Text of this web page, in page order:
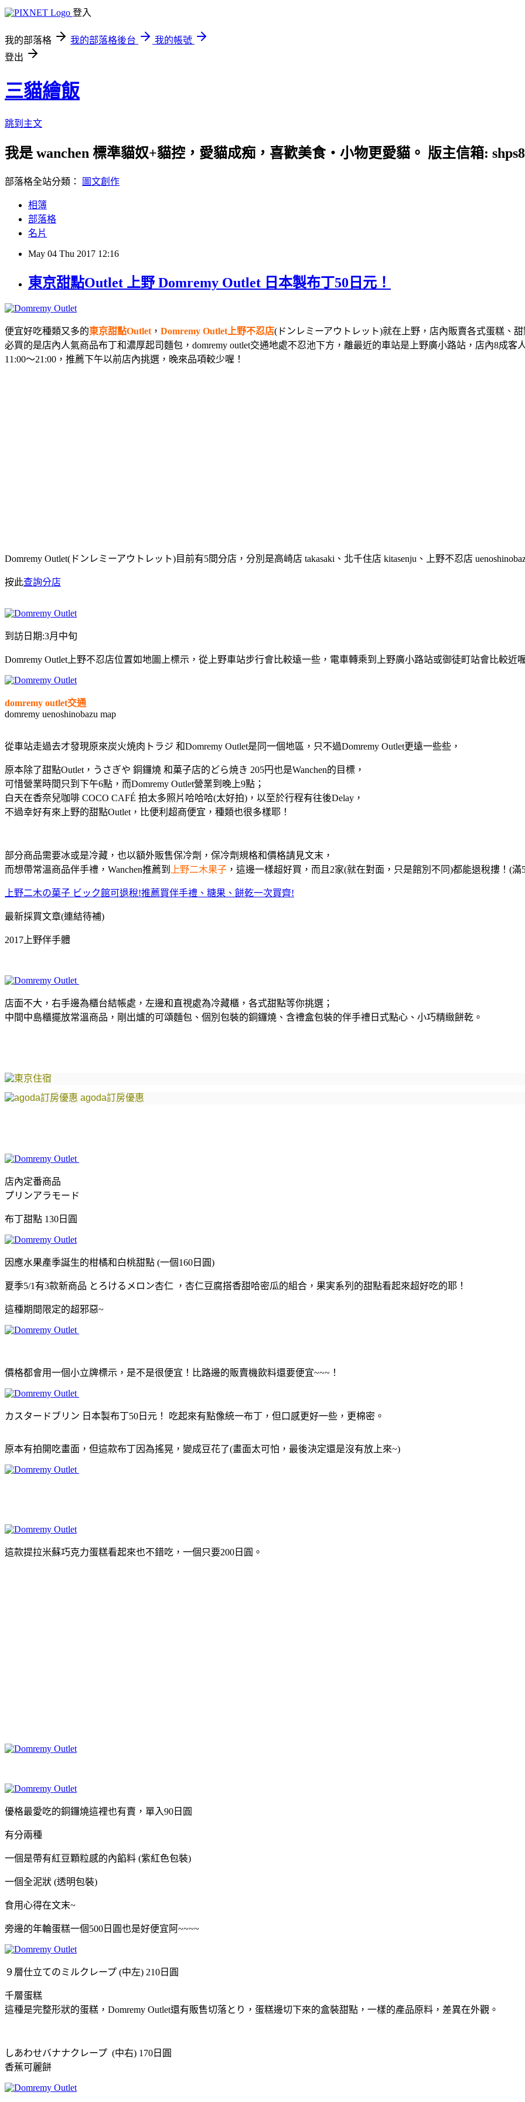
登入
我的部落格 我的部落格後台
我的帳號
登出
三貓繪飯
跳到主文
我是 wanchen 標準貓奴+貓控，愛貓成痴，喜歡美食‧小物更愛貓。 版主信箱:
部落格全站分類： 圖文創作
相簿
部落格
名片
May 04 Thu 2017 12:16
東京甜點Outlet 上野 Domremy Outlet 日本製布丁50日元！
便宜好吃種類又多的東京甜點Outlet ， Domremy Outlet上野不忍店(ドンレミーアウトレット)就在上野，店內販賣各式蛋糕、
必買的是店內人氣商品布丁和濃厚起司麵包，domremy outlet交通地處不忍池下方，離最近的車站是上野廣小路站，店內8成
11:00〜21:00，推薦下午以前店內挑選，晚來品項較少喔！
Domremy Outlet(ドンレミーアウトレット)目前有5間分店，分別是高崎店 takasaki、北千住店 kitasenju、上野不忍店
按此查詢分店
到訪日期:3月中旬
Domremy Outlet上野不忍店位置如地圖上標示，從上野車站步行會比較遠一些，電車轉乘到上野廣小路站或御徒町站會比較近喔
domremy outlet交通
domremy uenoshinobazu map
從車站走過去才發現原來炭火焼肉トラジ 和Domremy Outlet是同一個地區，只不過Domremy Outlet更遠一些些，
原本除了甜點Outlet，うさぎや 銅鑼燒 和菓子店的どら焼き 205円也是Wanchen的目標，
可惜營業時間只到下午6點，而Domremy Outlet營業到晚上9點；
白天在香奈兒咖啡 COCO CAFÉ 拍太多照片哈哈哈(太好拍)，以至於行程有往後Delay，
不過幸好有來上野的甜點Outlet，比便利超商便宜，種類也很多樣耶！
部分商品需要冰或是冷藏，也以額外販售保冷劑，保冷劑規格和價格請見文末，
而想帶常溫商品伴手禮，Wanchen推薦到
上野二木果子 ，這邊一樣超好買，而且2家(就在對面，只是館別不同)都能退稅摟！(滿
上野二木の菓子 ビック館可退稅!推薦買伴手禮、糖果、餅乾一次買齊!
最新採買文章(連結待補)
2017上野伴手體
店面不大，右手邊為櫃台結帳處，左邊和直視處為冷藏櫃，各式甜點等你挑選；
中間中島櫃擺放常溫商品，剛出爐的可頌麵包、個別包裝的銅鑼燒、含禮盒包裝的伴手禮日式點心、小巧精緻餅乾。
agoda訂房優惠
店內定番商品
プリンアラモード
布丁甜點 130日圓
因應水果產季誕生的柑橘和白桃甜點 (一個160日圓)
夏季5/1有3款新商品 とろけるメロン杏仁 ，杏仁豆腐搭香甜哈密瓜的組合，果実系列的甜點看起來超好吃的耶！
這種期間限定的超邪惡~
價格都會用一個小立牌標示，是不是很便宜！比路邊的販賣機飲料還要便宜~~~！
カスタードブリン 日本製布丁50日元！ 吃起來有點像統一布丁，但口感更好一些，更棉密。
原本有拍開吃畫面，但這款布丁因為搖晃，變成豆花了(畫面太可怕，最後決定還是沒有放上來~)
這款提拉米蘇巧克力蛋糕看起來也不錯吃，一個只要200日圓。
優格最愛吃的銅鑼燒這裡也有賣，單入90日圓
有分兩種
一個是帶有紅豆顆粒感的內餡料 (紫紅色包裝)
一個全泥狀 (透明包裝)
食用心得在文末~
旁邊的年輪蛋糕一個500日圓也是好便宜阿~~~~
９層仕立てのミルクレープ (中左) 210日圓
千層蛋糕
這種是完整形狀的蛋糕，Domremy Outlet還有販售切落とり，蛋糕邊切下來的盒裝甜點，一樣的產品原料，差異在外觀。
しあわせバナナクレープ (中右) 170日圓
香蕉可麗餅